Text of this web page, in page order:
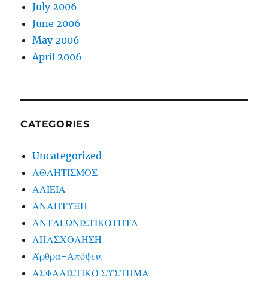
July 2006
June 2006
May 2006
April 2006
CATEGORIES
Uncategorized
ΑΘΛΗΤΙΣΜΟΣ
ΑΛΙΕΙΑ
ΑΝΑΠΤΥΞΗ
ΑΝΤΑΓΩΝΙΣΤΙΚΟΤΗΤΑ
ΑΠΑΣΧΟΛΗΣΗ
Άρθρα-Απόψεις
ΑΣΦΑΛΙΣΤΙΚΟ ΣΥΣΤΗΜΑ